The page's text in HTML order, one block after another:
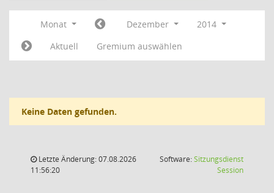
Monat Dezember
2014
Aktuell
Gremium auswählen
Keine Daten gefunden.
Letzte Änderung: 07.08.2026
11:56:20
Software:Sitzungsdienst
Session(Wird in